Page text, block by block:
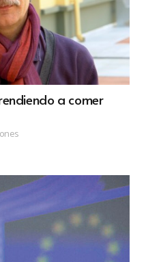
a comer